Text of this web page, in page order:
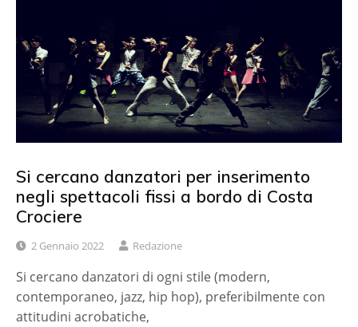
Si cercano danzatori per inserimento
negli spettacoli fissi a bordo di Costa
Crociere
2 Gennaio 2022 Redazione
Si cercano danzatori di ogni stile (modern,
contemporaneo, jazz, hip hop), preferibilmente con
attitudini acrobatiche,